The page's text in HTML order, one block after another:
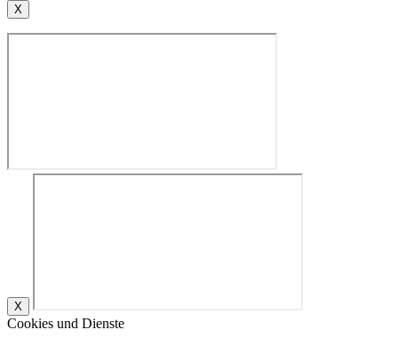
X
X
Cookies und Dienste